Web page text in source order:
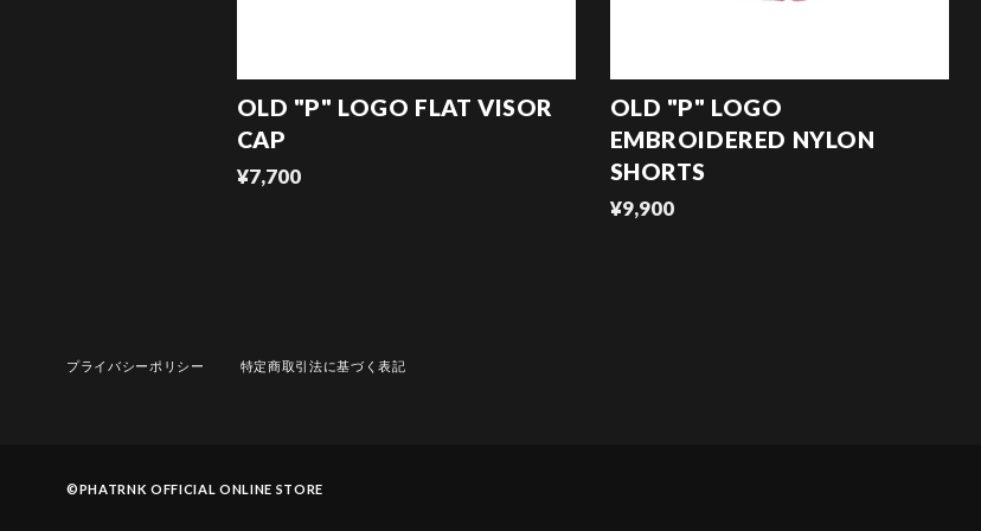
OLD "P" LOGO FLAT VISOR
CAP
¥7,700
OLD "P" LOGO
EMBROIDERED NYLON
SHORTS
¥9,900
プライバシーポリシー 特定商取引法に基づく表記
©︎PHATRNK OFFICIAL ONLINE STORE